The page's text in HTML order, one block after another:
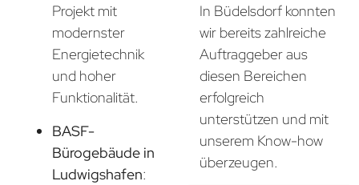
Projekt mit
modernster
Energietechnik
und hoher
Funktionalität.
BASF-
Bürogebäude in
Ludwigshafen:
In Büdelsdorf konnten
wir bereits zahlreiche
Auftraggeber aus
diesen Bereichen
erfolgreich
unterstützen und mit
unserem Know-how
überzeugen.